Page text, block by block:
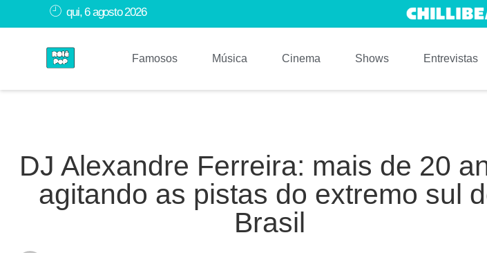
qui, 6 agosto 2026
Famosos Música Cinema Shows Entrevistas
DJ Alexandre Ferreira: mais de 20
agitando as pistas do extremo sul
Brasil